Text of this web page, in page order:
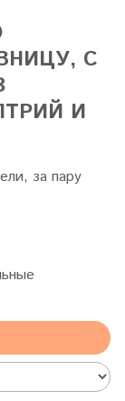
С
И
за пару